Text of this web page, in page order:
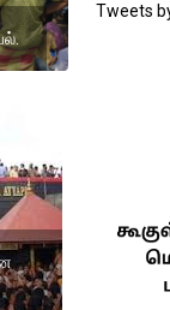
Tweets